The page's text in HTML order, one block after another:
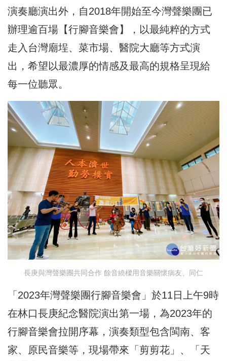
演奏廳演出外，自2018年開始至今灣聲樂團已
辦理逾百場【行腳音樂會】，以最純粹的方式
走入台灣廟埕、菜市場、醫院大廳等方式演
出，希望以最濃厚的情感及最高的規格呈現給
每一位聽眾。
長庚與灣聲樂團共同合作 餘音繞樑用音樂關懷病友、同仁
「2023年灣聲樂團行腳音樂會」於11日上午9時
在林口長庚紀念醫院演出第一場，為2023年的
行腳音樂會拉開序幕，演奏類型包含閩南、客
家、原民音樂等，現場帶來「剪剪花」、「天